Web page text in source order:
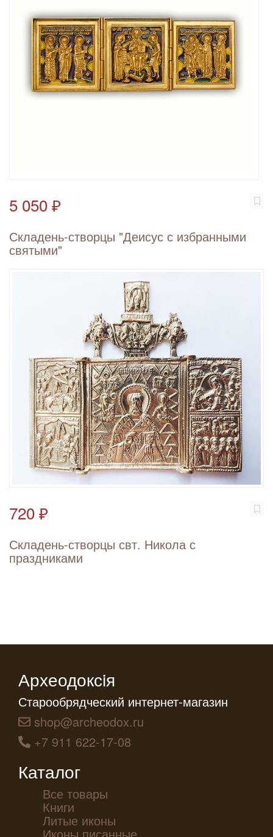
5 050 ₽
Складень-створцы "Деисус с избранными
святыми"
720 ₽
Складень-створцы свт. Никола с
праздниками
Археодоксiя
Старообрядческий интернет-магазин
shop@archeodox.ru
+7 911 622-17-08
Каталог
Все товары
Книги
Литые иконы